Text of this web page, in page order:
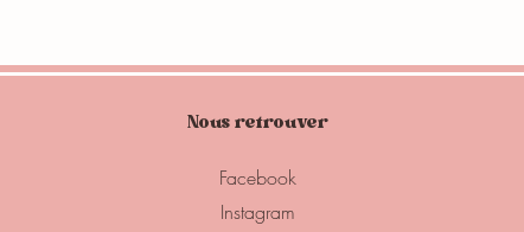
Nous retrouver
Facebook
Instagram